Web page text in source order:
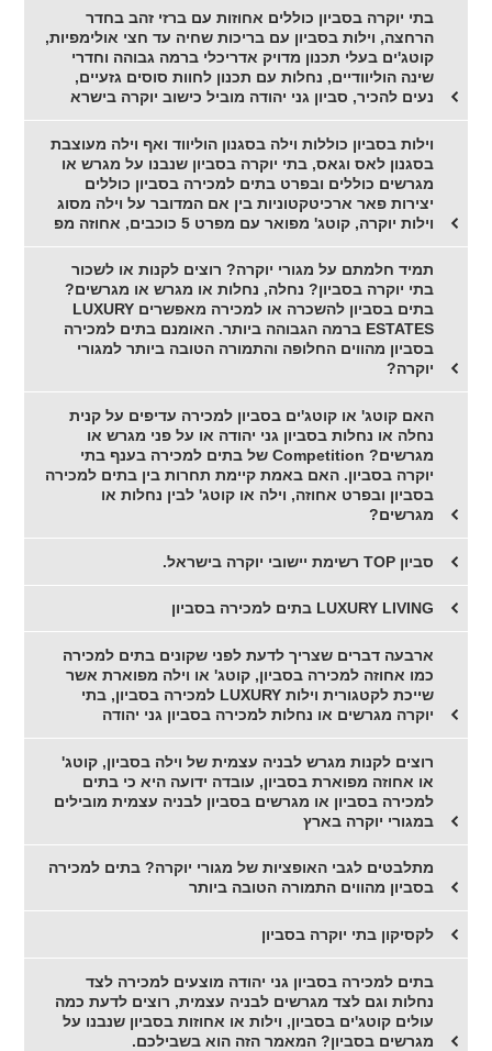
בתי יוקרה בסביון כוללים אחוזות עם ברזי זהב בחדר
הרחצה, וילות בסביון עם בריכות שחיה עד חצי אולימפיות,
קוטג'ים בעלי תכנון מדויק אדריכלי ברמה גבוהה וחדרי
שינה הוליוודיים, נחלות עם תכנון לחוות סוסים גזעיים,
נעים להכיר, סביון גני יהודה מוביל כישוב יוקרה בישרא
וילות בסביון כוללות וילה בסגנון הוליווד ואף וילה מעוצבת
בסגנון לאס וגאס, בתי יוקרה בסביון שנבנו על מגרש או
מגרשים כוללים ובפרט בתים למכירה בסביון כוללים
יצירות פאר ארכיטקטוניות בין אם המדובר על וילה מסוג
וילות יוקרה, קוטג' מפואר עם מפרט 5 כוכבים, אחוזה מפ
תמיד חלמתם על מגורי יוקרה? רוצים לקנות או לשכור
בתי יוקרה בסביון? נחלה, נחלות או מגרש או מגרשים?
בתים בסביון להשכרה או למכירה מאפשרים LUXURY
ESTATES ברמה הגבוהה ביותר. האומנם בתים למכירה
בסביון מהווים החלופה והתמורה הטובה ביותר למגורי
יוקרה?
האם קוטג' או קוטג'ים בסביון למכירה עדיפים על קנית
נחלה או נחלות בסביון גני יהודה או על פני מגרש או
מגרשים? Competition של בתים למכירה בענף בתי
יוקרה בסביון. האם באמת קיימת תחרות בין בתים למכירה
בסביון ובפרט אחוזה, וילה או קוטג' לבין נחלות או
מגרשים?
סביון TOP רשימת יישובי יוקרה בישראל.
LUXURY LIVING בתים למכירה בסביון
ארבעה דברים שצריך לדעת לפני שקונים בתים למכירה
כמו אחוזה למכירה בסביון, קוטג' או וילה מפוארת אשר
שייכת לקטגורית וילות LUXURY למכירה בסביון, בתי
יוקרה מגרשים או נחלות למכירה בסביון גני יהודה
רוצים לקנות מגרש לבניה עצמית של וילה בסביון, קוטג'
או אחוזה מפוארת בסביון, עובדה ידועה היא כי בתים
למכירה בסביון או מגרשים בסביון לבניה עצמית מובילים
במגורי יוקרה בארץ
מתלבטים לגבי האופציות של מגורי יוקרה? בתים למכירה
בסביון מהווים התמורה הטובה ביותר
לקסיקון בתי יוקרה בסביון
בתים למכירה בסביון גני יהודה מוצעים למכירה לצד
נחלות וגם לצד מגרשים לבניה עצמית, רוצים לדעת כמה
עולים קוטג'ים בסביון, וילות או אחוזות בסביון שנבנו על
מגרשים בסביון? המאמר הזה הוא בשבילכם.